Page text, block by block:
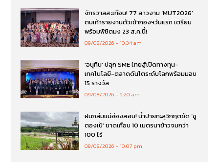
จักรวาลสะเทือน! 77 สาวงาม ‘MUT2026’
ตบเท้ารายงานตัวเข้ากองฯวันแรก เตรียม
พร้อมพิชิตมง 23 ส.ค.นี้!
09/08/2026 10:34 am
‘อนุทิน’ ปลุก SME ไทยสู้เปิดทางทุน-
เทคโนโลยี-ตลาดดันโตระดับโลกพร้อมมอบ
15 รางวัล
09/08/2026 9:20 am
ฝนถล่มแม่ฮ่องสอน! น้ำปายทะลุวิกฤตซัด ‘ซู
ตองเป้’ ขาดเกือบ 10 เมตรนาข้าวจมกว่า
100 ไร่
08/08/2026 10:07 pm